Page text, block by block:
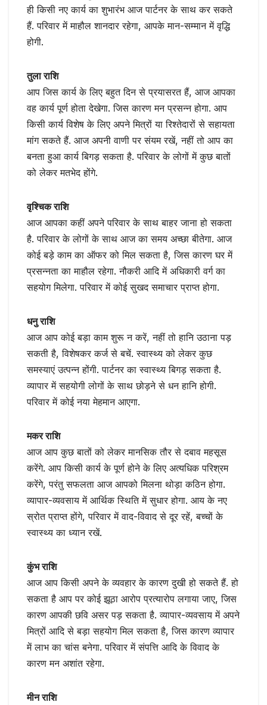
ही किसी नए कार्य का शुभारंभ आज पार्टनर के साथ कर सकते
हैं. परिवार में माहौल शानदार रहेगा, आपके मान-सम्मान में वृद्धि
होगी.
तुला राशि
आप जिस कार्य के लिए बहुत दिन से प्रयासरत हैं, आज आपका
वह कार्य पूर्ण होता देखेगा. जिस कारण मन प्रसन्न होगा. आप
किसी कार्य विशेष के लिए अपने मित्रों या रिश्तेदारों से सहायता
मांग सकते हैं. आज अपनी वाणी पर संयम रखें, नहीं तो आप का
बनता हुआ कार्य बिगड़ सकता है. परिवार के लोगों में कुछ बातों
को लेकर मतभेद होंगे.
वृश्चिक राशि
आज आपका कहीं अपने परिवार के साथ बाहर जाना हो सकता
है. परिवार के लोगों के साथ आज का समय अच्छा बीतेगा. आज
कोई बड़े काम का ऑफर को मिल सकता है, जिस कारण घर में
प्रसन्नता का माहौल रहेगा. नौकरी आदि में अधिकारी वर्ग का
सहयोग मिलेगा. परिवार में कोई सुखद समाचार प्राप्त होगा.
धनु राशि
आज आप कोई बड़ा काम शुरू न करें, नहीं तो हानि उठाना पड़
सकती है, विशेषकर कर्ज से बचें. स्वास्थ्य को लेकर कुछ
समस्याएं उत्पन्न होंगी. पार्टनर का स्वास्थ्य बिगड़ सकता है.
व्यापार में सहयोगी लोगों के साथ छोड़ने से धन हानि होगी.
परिवार में कोई नया मेहमान आएगा.
मकर राशि
आज आप कुछ बातों को लेकर मानसिक तौर से दबाव महसूस
करेंगे. आप किसी कार्य के पूर्ण होने के लिए अत्यधिक परिश्रम
करेंगे, परंतु सफलता आज आपको मिलना थोड़ा कठिन होगा.
व्यापार-व्यवसाय में आर्थिक स्थिति में सुधार होगा. आय के नए
स्रोत प्राप्त होंगे, परिवार में वाद-विवाद से दूर रहें, बच्चों के
स्वास्थ्य का ध्यान रखें.
कुंभ राशि
आज आप किसी अपने के व्यवहार के कारण दुखी हो सकते हैं. हो
सकता है आप पर कोई झूठा आरोप प्रत्यारोप लगाया जाए, जिस
कारण आपकी छवि असर पड़ सकता है. व्यापार-व्यवसाय में अपने
मित्रों आदि से बड़ा सहयोग मिल सकता है, जिस कारण व्यापार
में लाभ का चांस बनेगा. परिवार में संपत्ति आदि के विवाद के
कारण मन अशांत रहेगा.
मीन राशि